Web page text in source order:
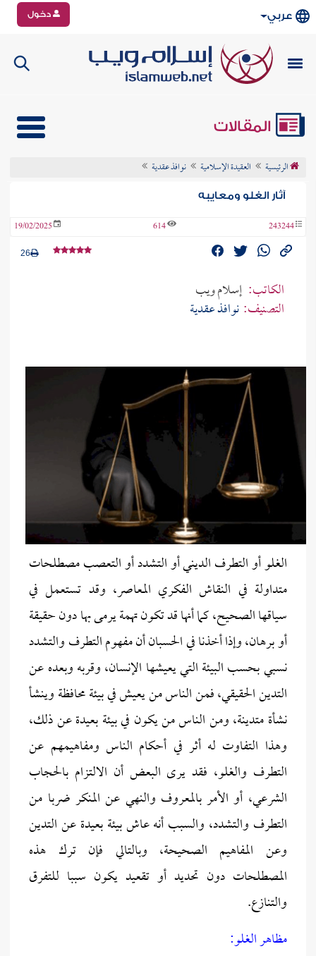
عربي دخول
المقالات
الرئيسية العقيدة الإسلامية نوافذ عقدية
آثار الغلو ومعايبه
243244
614
19/02/2025
26
الكاتب: إسلام ويب
التصنيف:نوافذ عقدية
الغلو أو التطرف الديني أو التشدد أو التعصب مصطلحات
متداولة في النقاش الفكري المعاصر، وقد تستعمل في
سياقها الصحيح، كما أنها قد تكون تهمة يرمى بها دون حقيقة
أو برهان، وإذا أخذنا في الحسبان أن مفهوم التطرف والتشدد
نسبي بحسب البيئة التي يعيشها الإنسان، وقربه وبعده عن
التدين الحقيقي، فمن الناس من يعيش في بيئة محافظة وينشأ
نشأة متدينة، ومن الناس من يكون في بيئة بعيدة عن ذلك،
وهذا التفاوت له أثر في أحكام الناس ومفاهيمهم عن
التطرف والغلو، فقد يرى البعض أن الالتزام بالحجاب
الشرعي، أو الأمر بالمعروف والنهي عن المنكر ضربا من
التطرف والتشدد، والسبب أنه عاش بيئة بعيدة عن التدين
وعن المفاهيم الصحيحة، وبالتالي فإن ترك هذه
المصطلحات دون تحديد أو تقعيد يكون سببا للتفرق
والتنازع.
مظاهر الغلو: